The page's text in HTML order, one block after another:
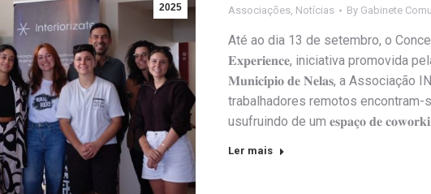
2025 Associações Notícias By Gabinete
Até ao dia 13 de setembro, o
𝐄𝐱𝐩𝐞𝐫𝐢𝐞𝐧𝐜𝐞, iniciativa promovida
𝐌𝐮𝐧𝐢𝐜𝐢́𝐩𝐢𝐨 𝐝𝐞 𝐍𝐞𝐥𝐚𝐬, a Associação
trabalhadores remotos encontram-
usufruindo de um 𝐞𝐬𝐩𝐚𝐜̧𝐨 𝐝𝐞
Ler mais